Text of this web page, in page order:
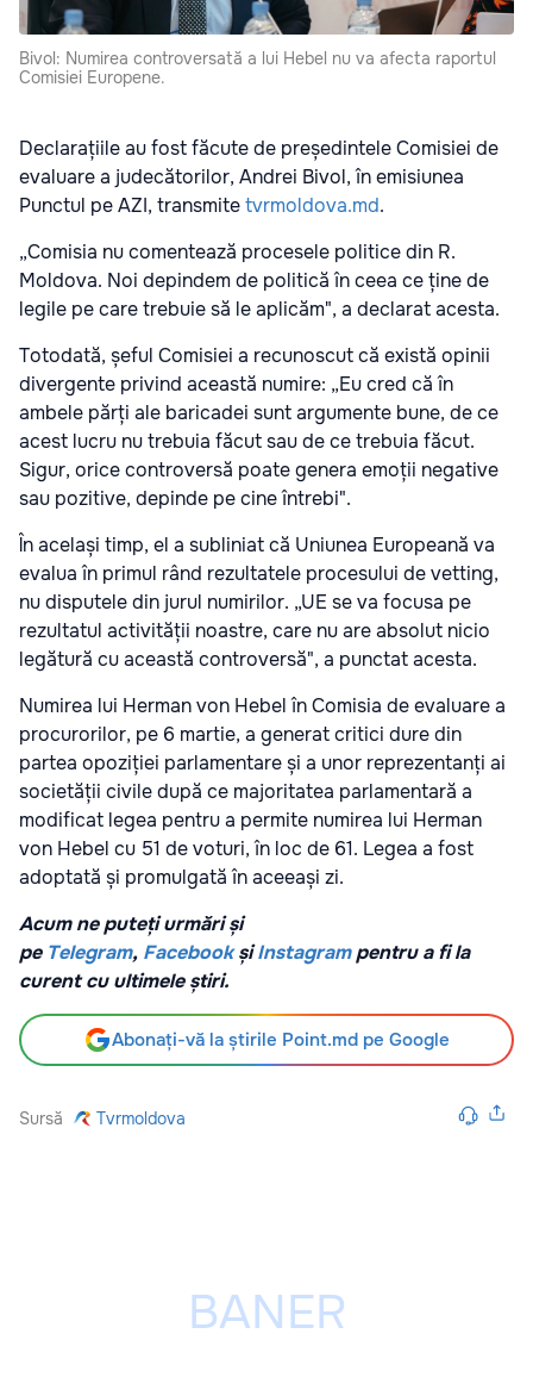
Bivol: Numirea controversată a lui Hebel nu va afecta raportul
Comisiei Europene.
Declarațiile au fost făcute de președintele Comisiei de
evaluare a judecătorilor, Andrei Bivol, în emisiunea
Punctul pe AZI, transmitetvrmoldova.md.
„Comisia nu comentează procesele politice din R.
Moldova. Noi depindem de politică în ceea ce ține de
legile pe care trebuie să le aplicăm", a declarat acesta.
Totodată, șeful Comisiei a recunoscut că există opinii
divergente privind această numire: „Eu cred că în
ambele părți ale baricadei sunt argumente bune, de ce
acest lucru nu trebuia făcut sau de ce trebuia făcut.
Sigur, orice controversă poate genera emoții negative
sau pozitive, depinde pe cine întrebi".
În același timp, el a subliniat că Uniunea Europeană va
evalua în primul rând rezultatele procesului de vetting,
nu disputele din jurul numirilor. „UE se va focusa pe
rezultatul activității noastre, care nu are absolut nicio
legătură cu această controversă", a punctat acesta.
Numirea lui Herman von Hebel în Comisia de evaluare a
procurorilor, pe 6 martie, a generat critici dure din
partea opoziției parlamentare și a unor reprezentanți ai
societății civile după ce majoritatea parlamentară a
modificat legea pentru a permite numirea lui Herman
von Hebel cu 51 de voturi, în loc de 61. Legea a fost
adoptată și promulgată în aceeași zi.
Acum ne puteți urmări și
pe Telegram, Facebook șiInstagrampentru a fi la
curent cu ultimele știri.
Abonați-vă la știrile Point.md pe Google
Sursă Tvrmoldova